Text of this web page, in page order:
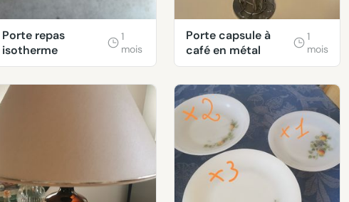
Porte repas
isotherme
1
mois
Porte capsule à
café en métal
1
mois